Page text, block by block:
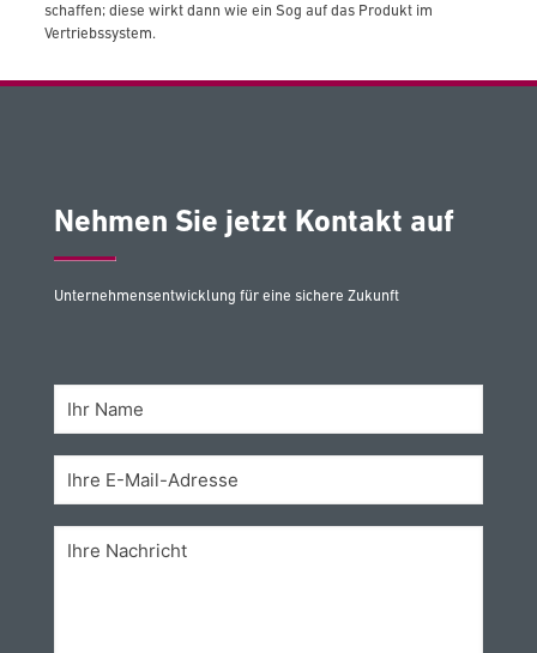
schaffen; diese wirkt dann wie ein Sog auf das Produkt im
Vertriebssystem.
Nehmen Sie jetzt Kontakt auf
Unternehmensentwicklung für eine sichere Zukunft